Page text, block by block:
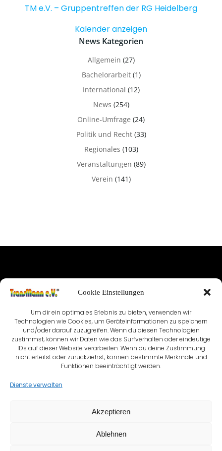
Cookie Einstellungen
Um dir ein optimales Erlebnis zu bieten, verwenden wir
Technologien wie Cookies, um Geräteinformationen zu speichern
und/oder darauf zuzugreifen. Wenn du diesen Technologien
zustimmst, können wir Daten wie das Surfverhalten oder eindeutige
IDs auf dieser Website verarbeiten. Wenn du deine Zustimmung
nicht erteilst oder zurückziehst, können bestimmte Merkmale und
Funktionen beeinträchtigt werden.
Dienste verwalten
Akzeptieren
Ablehnen
TM e.V. – Gruppentreffen der RG Heidelberg
Kalender anzeigen
News Kategorien
Allgemein (27)
Bachelorarbeit(1)
International (12)
News (254)
Online-Umfrage (24)
Politik und Recht(33)
Regionales (103)
Veranstaltungen (89)
Verein (141)
IMPRESSUM
VEREINSSATZUNG KONTAKT
COOKIE-RICHTLINIE (EU)